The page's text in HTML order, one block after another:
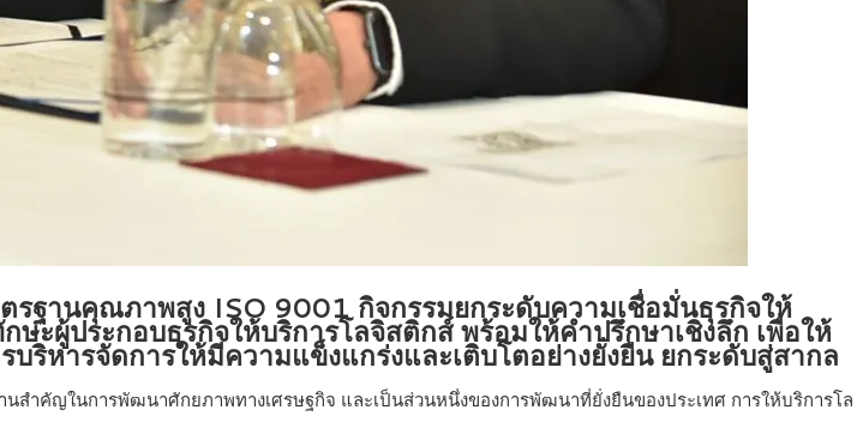
ฐานคุณภาพสูง ISO 9001 กิจกรรมยกระดับความเชื่อมั่นธุรกิจให้
ะผู้ประกอบธุรกิจให้บริการโลจิสติกส์ พร้อมให้คำปรึกษาเชิงลึก เพื่อให้
ริหารจัดการให้มีความแข็งแกร่งและเติบโตอย่างยั่งยืน ยกระดับสู่สากล
นสำคัญในการพัฒนาศักยภาพทางเศรษฐกิจ และเป็นส่วนหนึ่งของการพัฒนาที่ยั่งยืนของประเทศ การให้บริการโล